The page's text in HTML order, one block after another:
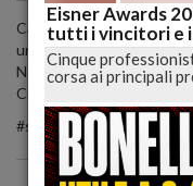
Cari Lettori in un
un rialzo dei prezzi
Ne parliamo nei commenti.
Ciao belli
#shorts #panini
Eisner Awards
tutti i vincitori e
Cinque
corsa ai principali